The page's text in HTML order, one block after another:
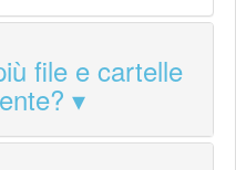
file e cartelle